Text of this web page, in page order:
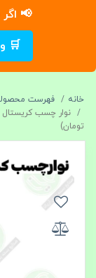
📢
🛒
خانه
فهرست
تومان)